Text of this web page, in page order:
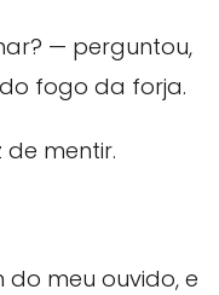
— perguntou,
fogo da forja.
mentir.
do meu ouvido, e